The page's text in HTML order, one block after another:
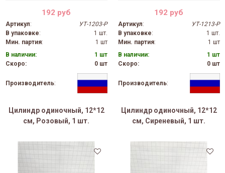
192 руб
Артикул:
УТ-1203-Р
В упаковке:
1 шт.
Мин. партия:
1 шт
В наличии:
1 шт
Скоро:
0 шт
Производитель:
192 руб
Артикул:
УТ-1213-Р
В упаковке:
1 шт.
Мин. партия:
1 шт
В наличии:
1 шт
Скоро:
0 шт
Производитель:
Цилиндр одиночный, 12*12
см, Розовый, 1 шт.
Цилиндр одиночный, 12*12
см, Сиреневый, 1 шт.